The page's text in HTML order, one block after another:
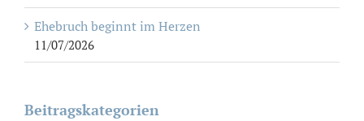
Ehebruch beginnt im Herzen
11/07/2026
Beitragskategorien